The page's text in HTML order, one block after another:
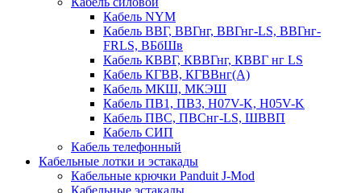
Кабель NYM
Кабель ВВГ, ВВГнг, ВВГнг-LS, ВВГнг-
FRLS, ВБбШв
Кабель КВВГ, КВВГнг, КВВГ нг LS
Кабель КГВВ, КГВВнг(А)
Кабель МКШ, МКЭШ
Кабель ПВ1, ПВ3, H07V-K, H05V-K
Кабель ПВС, ПВСнг-LS, ШВВП
Кабель СИП
Кабель телефонный
Кабельные лотки и эстакады
Кабельные крючки Panduit J-Mod
Кабельные эстакады